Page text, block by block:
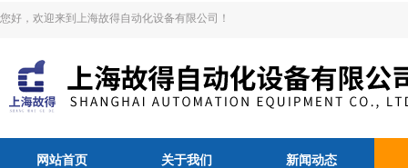
您好，欢迎来到上海故得自动化设备有限公司！
网站首页 关于我们 新闻动态